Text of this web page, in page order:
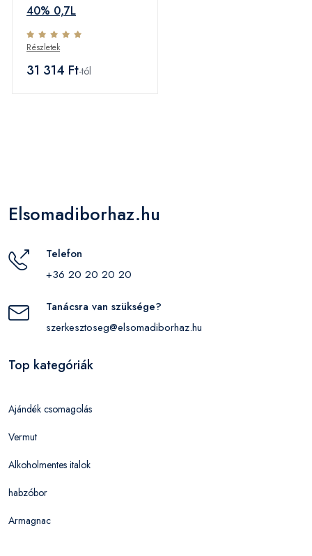
40% 0,7L
Részletek
31 314 Ft-tól
Elsomadiborhaz.hu
Telefon
+36 20 20 20 20
Tanácsra van szüksége?
szerkesztoseg@elsomadiborhaz.hu
Top kategóriák
Ajándék csomagolás
Vermut
Alkoholmentes italok
habzóbor
Armagnac